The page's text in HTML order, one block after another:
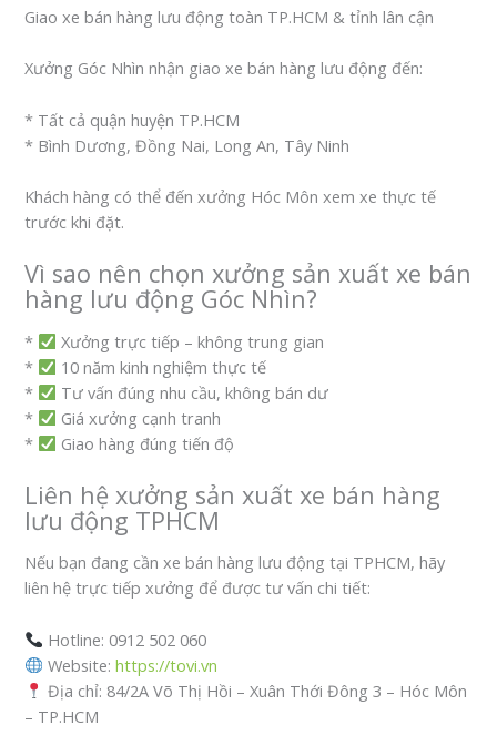
Giao xe bán hàng lưu động toàn TP.HCM & tỉnh lân cận
Xưởng Góc Nhìn nhận giao xe bán hàng lưu động đến:
* Tất cả quận huyện TP.HCM
* Bình Dương, Đồng Nai, Long An, Tây Ninh
Khách hàng có thể đến xưởng Hóc Môn xem xe thực tế
trước khi đặt.
Vì sao nên chọn xưởng sản xuất xe bán
hàng lưu động Góc Nhìn?
*
Xưởng trực tiếp – không trung gian
*
10 năm kinh nghiệm thực tế
*
Tư vấn đúng nhu cầu, không bán dư
*
Giá xưởng cạnh tranh
*
Giao hàng đúng tiến độ
Liên hệ xưởng sản xuất xe bán hàng
lưu động TPHCM
Nếu bạn đang cần xe bán hàng lưu động tại TPHCM, hãy
liên hệ trực tiếp xưởng để được tư vấn chi tiết:
Hotline: 0912 502 060
Website:https://tovi.vn
Địa chỉ: 84/2A Võ Thị Hồi – Xuân Thới Đông 3 – Hóc Môn
– TP.HCM